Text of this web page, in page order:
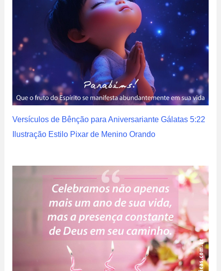
Versículos de Bênção para Aniversariante Gálatas 5:22
Ilustração Estilo Pixar de Menino Orando